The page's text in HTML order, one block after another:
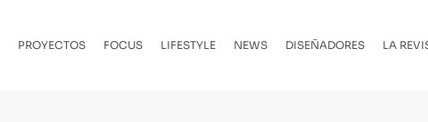
PROYECTOS FOCUS LIFESTYLE NEWS DISEÑADORES LA